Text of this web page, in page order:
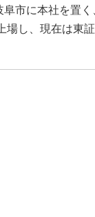
市に本社を置
し、現在は東